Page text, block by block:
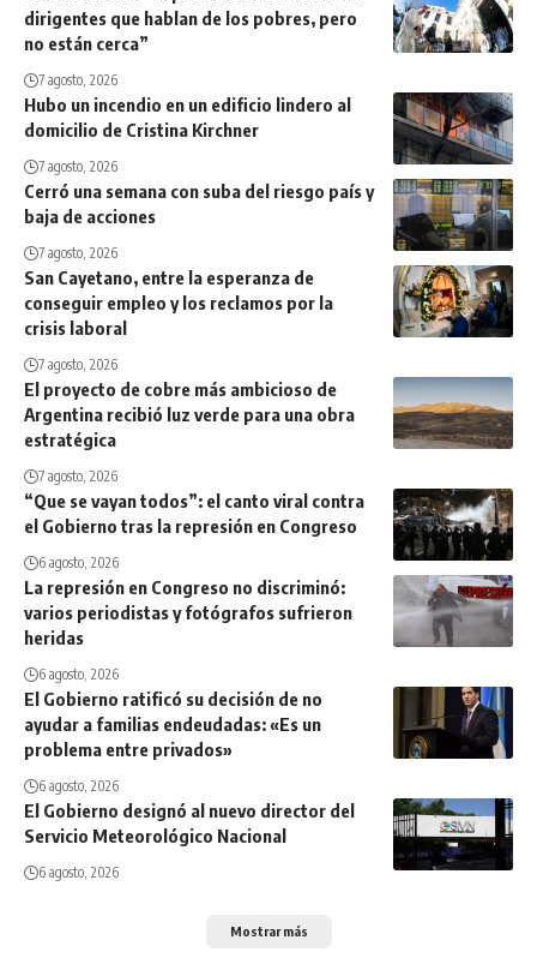
dirigentes que hablan de los pobres, pero
no están cerca”
7 agosto, 2026
Hubo un incendio en un edificio lindero al
domicilio de Cristina Kirchner
7 agosto, 2026
Cerró una semana con suba del riesgo país y
baja de acciones
7 agosto, 2026
San Cayetano, entre la esperanza de
conseguir empleo y los reclamos por la
crisis laboral
7 agosto, 2026
El proyecto de cobre más ambicioso de
Argentina recibió luz verde para una obra
estratégica
7 agosto, 2026
“Que se vayan todos”: el canto viral contra
el Gobierno tras la represión en Congreso
6 agosto, 2026
La represión en Congreso no discriminó:
varios periodistas y fotógrafos sufrieron
heridas
6 agosto, 2026
El Gobierno ratificó su decisión de no
ayudar a familias endeudadas: «Es un
problema entre privados»
6 agosto, 2026
El Gobierno designó al nuevo director del
Servicio Meteorológico Nacional
6 agosto, 2026
Mostrar más